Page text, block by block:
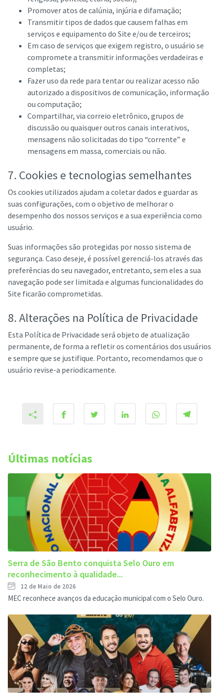
Promover atos de calúnia, injúria e difamação;
Transmitir tipos de dados que causem falhas em
serviços e equipamento do Site e/ou de terceiros;
Em caso de serviços que exigem registro, o usuário se
compromete a transmitir informações verdadeiras e
completas;
Fazer uso da rede para tentar ou realizar acesso não
autorizado a dispositivos de comunicação, informação
ou computação;
Compartilhar, via correio eletrônico, grupos de
discussão ou quaisquer outros canais interativos,
mensagens não solicitadas do tipo “corrente” e
mensagens em massa, comerciais ou não.
7. Cookies e tecnologias semelhantes
Os cookies utilizados ajudam a coletar dados e guardar as
suas configurações, com o objetivo de melhorar o
desempenho dos nossos serviços e a sua experiência como
usuário.
Suas informações são protegidas por nosso sistema de
segurança. Caso deseje, é possível gerenciá-los através das
preferências do seu navegador, entretanto, sem eles a sua
navegação pode ser limitada e algumas funcionalidades do
Site ficarão comprometidas.
8. Alterações na Política de Privacidade
Esta Política de Privacidade será objeto de atualização
permanente, de forma a refletir os comentários dos usuários
e sempre que se justifique. Portanto, recomendamos que o
usuário revise-a periodicamente.
Últimas notícias
Serra de São Bento conquista Selo Ouro em
reconhecimento à qualidade...
12 de Maio de 2026
MEC reconhece avanços da educação municipal com o Selo Ouro.